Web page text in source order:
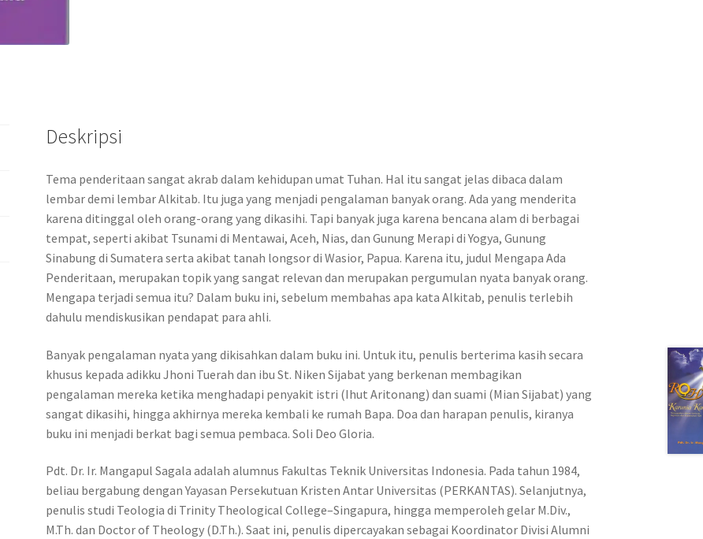
Deskripsi
Tema penderitaan sangat akrab dalam kehidupan umat Tuhan. Hal itu sangat jelas dibaca dalam
lembar demi lembar Alkitab. Itu juga yang menjadi pengalaman banyak orang. Ada yang menderita
karena ditinggal oleh orang-orang yang dikasihi. Tapi banyak juga karena bencana alam di berbagai
tempat, seperti akibat Tsunami di Mentawai, Aceh, Nias, dan Gunung Merapi di Yogya, Gunung
Sinabung di Sumatera serta akibat tanah longsor di Wasior, Papua. Karena itu, judul Mengapa Ada
Penderitaan, merupakan topik yang sangat relevan dan merupakan pergumulan nyata banyak orang.
Mengapa terjadi semua itu? Dalam buku ini, sebelum membahas apa kata Alkitab, penulis terlebih
dahulu mendiskusikan pendapat para ahli.
Banyak pengalaman nyata yang dikisahkan dalam buku ini. Untuk itu, penulis berterima kasih secara
khusus kepada adikku Jhoni Tuerah dan ibu St. Niken Sijabat yang berkenan membagikan
pengalaman mereka ketika menghadapi penyakit istri (Ihut Aritonang) dan suami (Mian Sijabat) yang
sangat dikasihi, hingga akhirnya mereka kembali ke rumah Bapa. Doa dan harapan penulis, kiranya
buku ini menjadi berkat bagi semua pembaca. Soli Deo Gloria.
Pdt. Dr. Ir. Mangapul Sagala adalah alumnus Fakultas Teknik Universitas Indonesia. Pada tahun 1984,
beliau bergabung dengan Yayasan Persekutuan Kristen Antar Universitas (PERKANTAS). Selanjutnya,
penulis studi Teologia di Trinity Theological College–Singapura, hingga memperoleh gelar M.Div.,
M.Th. dan Doctor of Theology (D.Th.). Saat ini, penulis dipercayakan sebagai Koordinator Divisi Alumni